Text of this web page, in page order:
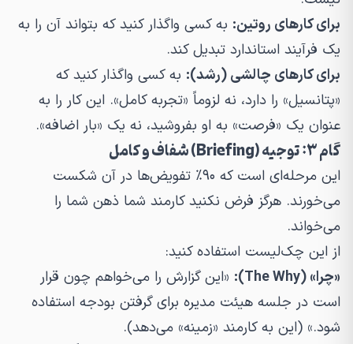
برای کارهای روتین: به کسی واگذار کنید که بتواند آن را به
یک فرآیند استاندارد تبدیل کند.
برای کارهای چالشی (رشد): به کسی واگذار کنید که
«پتانسیل» را دارد، نه لزوماً «تجربه کامل». این کار را به
عنوان یک «فرصت» به او بفروشید، نه یک «بار اضافه».
گام ۳: توجیه (Briefing) شفاف و کامل
این مرحله‌ای است که ۹۰٪ تفویض‌ها در آن شکست
می‌خورند. هرگز فرض نکنید کارمند شما ذهن شما را
می‌خواند.
از این چک‌لیست استفاده کنید:
«چرا» (The Why):
«این گزارش را می‌خواهم چون قرار
است در جلسه هیئت مدیره برای گرفتن بودجه استفاده
شود.» (این به کارمند «زمینه» می‌دهد).